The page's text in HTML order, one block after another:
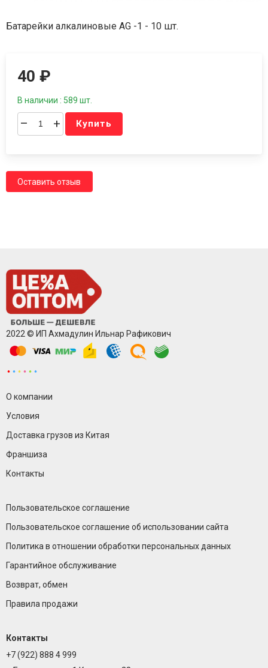
Батарейки алкалиновые АG -1 - 10 шт.
40₽
В наличии : 589 шт.
– + Купить
Оставить отзыв
2022 © ИП Ахмадулин Ильнар Рафикович
О компании
Условия
Доставка грузов из Китая
Франшиза
Контакты
Пользовательское соглашение
Пользовательское соглашение об использовании сайта
Политика в отношении обработки персональных данных
Гарантийное обслуживание
Возврат, обмен
Правила продажи
Контакты
+7 (922) 888 4 999